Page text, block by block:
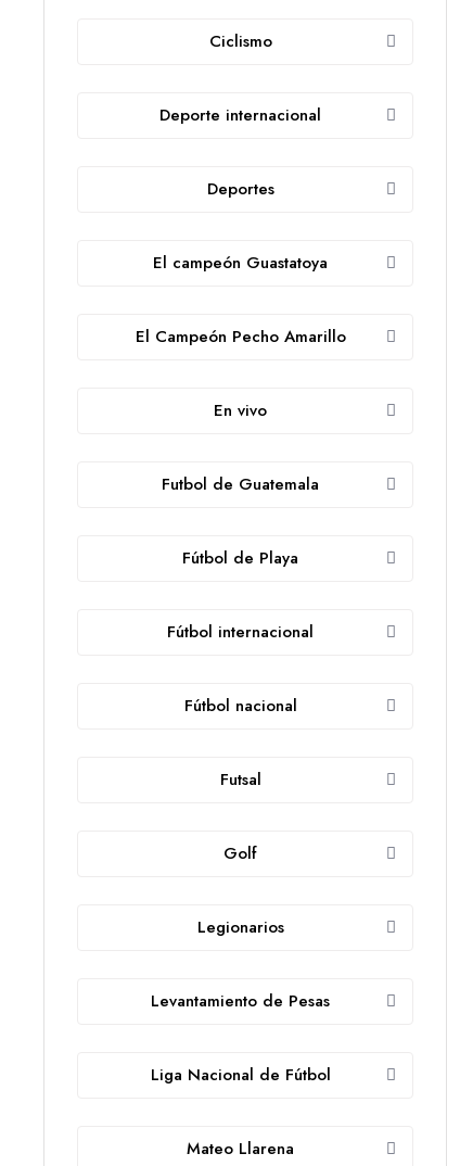
Ciclismo
Deporte internacional
Deportes
El campeón Guastatoya
El Campeón Pecho Amarillo
En vivo
Futbol de Guatemala
Fútbol de Playa
Fútbol internacional
Fútbol nacional
Futsal
Golf
Legionarios
Levantamiento de Pesas
Liga Nacional de Fútbol
Mateo Llarena